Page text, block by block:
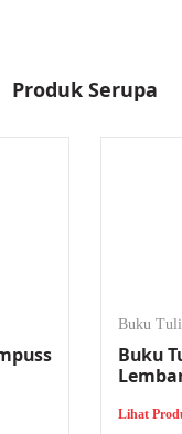
Produk Serupa
Buku
Buku
Lihat